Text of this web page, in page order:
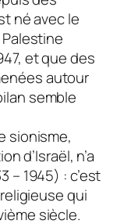
né avec le
et que des
autour
semble
sionisme,
d’Israël, n’a
– 1945) : c’est
qui
siècle.